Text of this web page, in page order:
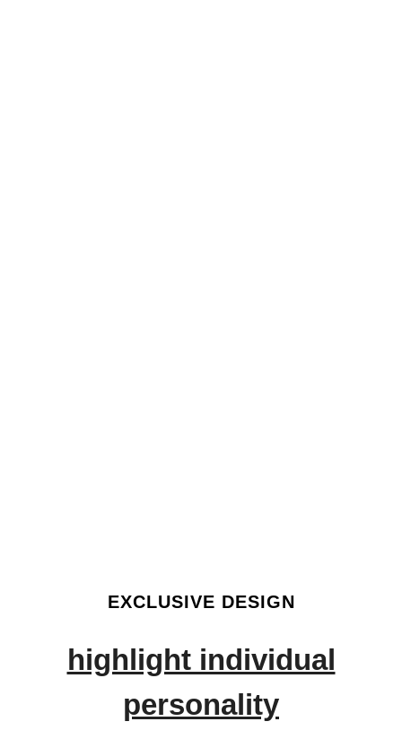
EXCLUSIVE DESIGN
highlight individual
personality